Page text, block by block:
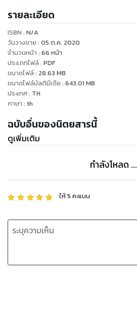
รายละเอียด
ISBN : N/A
วันวางขาย : 05 ต.ค. 2020
จำนวนหน้า : 66 หน้า
ประเภทไฟล์: PDF
ขนาดไฟล์: 28.63 MB
ขนาดไฟล์มัลติมีเดีย : 643.01 MB
ประเทศ: TH
ภาษา : th
ฉบับอื่นของนิตยสารนี้
ดูเพิ่มเติม
กำลังโหลด ...
ให้5 คะแนน